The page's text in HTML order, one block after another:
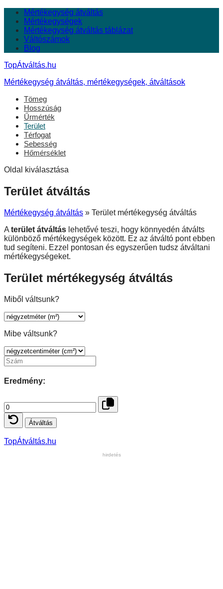
Mértékegység átváltás
Mértékegységek
Mértékegység átváltás táblázat
Váltószámok
Blog
TopÁtváltás.hu
Mértékegység átváltás, mértékegységek, átváltások
Tömeg
Hosszúság
Űrmérték
Terület
Térfogat
Sebesség
Hőmérséklet
Oldal kiválasztása
Terület átváltás
Mértékegység átváltás » Terület mértékegység átváltás
A terület átváltás lehetővé teszi, hogy könnyedén átválts
különböző mértékegységek között. Ez az átváltó pont ebben
tud segíteni. Ezzel pontosan és egyszerűen tudsz átváltani
mértékegységeket.
Terület mértékegység átváltás
Miből váltsunk?
Mibe váltsunk?
Eredmény:
TopÁtváltás.hu
hirdetés